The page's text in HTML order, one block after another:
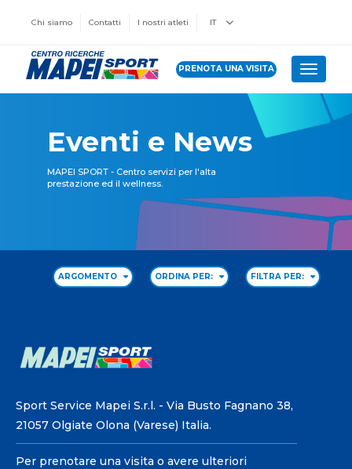
Chi siamo Contatti I nostri atleti IT
PRENOTA UNA VISITA Toggle
Eventi e News
MAPEI SPORT - Centro servizi per l'alta
prestazione ed il wellness.
ARGOMENTO ORDINA PER: FILTRA PER:
Sport Service Mapei S.r.l. - Via Busto Fagnano 38,
21057 Olgiate Olona (Varese) Italia.
Per prenotare una visita o avere ulteriori